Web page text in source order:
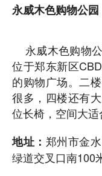
永威木色购物公园
永威木色购物
位于郑东新区
的购物广场。二
很多，四楼还有
位长椅，空间大适
地址： 郑州市金
绿道交叉口南100